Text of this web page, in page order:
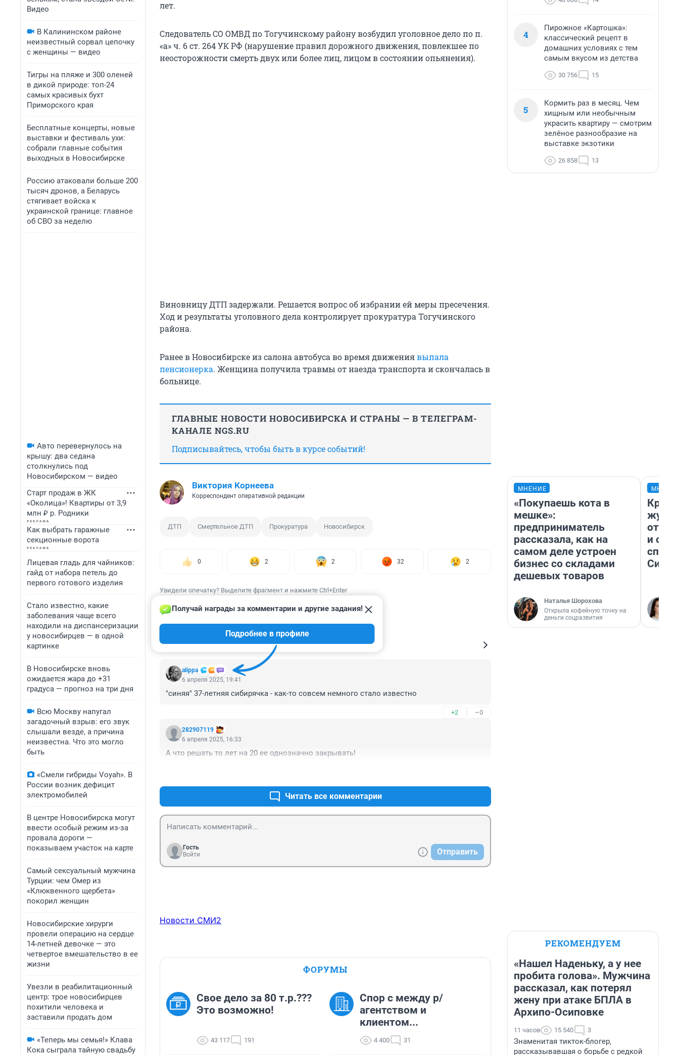
Видео
В Калининском районе
неизвестный сорвал цепочку
с женщины — видео
Тигры на пляже и 300 оленей
в дикой природе: топ-24
самых красивых бухт
Приморского края
Бесплатные концерты, новые
выставки и фестиваль ухи:
собрали главные события
выходных в Новосибирске
Россию атаковали больше 200
тысяч дронов, а Беларусь
стягивает войска к
украинской границе: главное
об СВО за неделю
Авто перевернулось на
крышу: два седана
столкнулись под
Новосибирском — видео
Старт продаж в ЖК
«Околица»! Квартиры от 3,9
млн ₽ р. Родники
Как выбрать гаражные
секционные ворота
Лицевая гладь для чайников:
гайд от набора петель до
первого готового изделия
Стало известно, какие
заболевания чаще всего
находили на диспансеризации
у новосибирцев — в одной
картинке
В Новосибирске вновь
ожидается жара до +31
градуса — прогноз на три дня
Всю Москву напугал
загадочный взрыв: его звук
слышали везде, а причина
неизвестна. Что это могло
быть
«Смели гибриды Voyah». В
России возник дефицит
электромобилей
В центре Новосибирска могут
ввести особый режим из-за
провала дороги —
показываем участок на карте
Самый сексуальный мужчина
Турции: чем Омер из
«Клюквенного щербета»
покорил женщин
Новосибирские хирурги
провели операцию на сердце
14-летней девочке — это
четвертое вмешательство в ее
жизни
Увезли в реабилитационный
центр: трое новосибирцев
похитили человека и
заставили продать дом
«Теперь мы семья!» Клава
Кока сыграла тайную свадьбу
лет.
Следователь СО ОМВД по Тогучинскому району возбудил уголовное дело по п.
«а» ч. 6 ст. 264 УК РФ (нарушение правил дорожного движения, повлекшее по
неосторожности смерть двух или более лиц, лицом в состоянии опьянения).
Виновницу ДТП задержали. Решается вопрос об избрании ей меры пресечения.
Ход и результаты уголовного дела контролирует прокуратура Тогучинского
района.
Ранее в Новосибирске из салона автобуса во время движениявыпала
пенсионерка. Женщина получила травмы от наезда транспорта и скончалась в
больнице.
ГЛАВНЫЕ НОВОСТИ НОВОСИБИРСКА И СТРАНЫ — В ТЕЛЕГРАМ-
КАНАЛЕ NGS.RU
Подписывайтесь, чтобы быть в курсе событий!
Виктория Корнеева
Корреспондент оперативной редакции
ДТП Смертельное ДТП Прокуратура Новосибирск
0 2 2 32 2
Увидели опечатку? Выделите фрагмент и нажмите Ctrl+Enter
КОММЕНТАРИИ 40
alippa
Получай награды за комментарии и другие задания!
Подробнее в профиле
6 апреля 2025, 19:41
"синяя" 37-летняя сибирячка - как-то совсем немного стало известно
+2 –0
282907119
6 апреля 2025, 16:33
А что решать то лет на 20 ее однозначно закрывать!
Читать все комментарии
Гость
Войти
Отправить
Новости СМИ2
ФОРУМЫ
Свое дело за 80 т.р.???
Это возможно!
43 117 191
Спор с между р/
агентством и
клиентом...
4 400 31
4
Пирожное «Картошка»:
классический рецепт в
домашних условиях с тем
самым вкусом из детства
30 756 15
5
Кормить раз в месяц. Чем
хищным или необычным
украсить квартиру — смотрим
зелёное разнообразие на
выставке экзотики
26 858 13
МНЕНИЕ
«Покупаешь кота в
мешке»:
предприниматель
рассказала, как на
самом деле устроен
бизнес со складами
дешевых товаров
Наталья Шорохова
Открыла кофейную точку на
деньги соцразвития
и
РЕКОМЕНДУЕМ
«Нашел Наденьку, а у нее
пробита голова». Мужчина
рассказал, как потерял
жену при атаке БПЛА в
Архипо-Осиповке
11 часов 15 540 3
Знаменитая тикток-блогер,
рассказывавшая о борьбе с редкой